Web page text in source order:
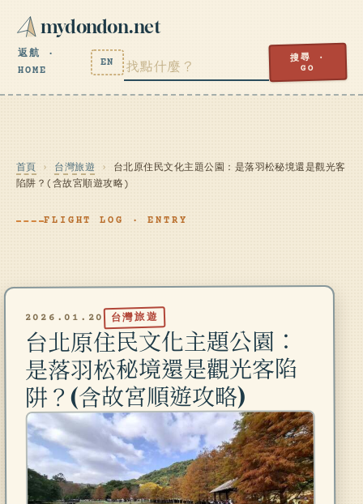
mydondon.net
返航 ·
HOME
EN 搜尋 ·
GO
首頁 › 台灣旅遊 › 台北原住民文化主題公園：是落羽松秘境還是觀光客
陷阱？(含故宮順遊攻略)
FLIGHT LOG · ENTRY
2026.01.20 台灣旅遊
台北原住民文化主題公園：
是落羽松秘境還是觀光客陷
阱？(含故宮順遊攻略)